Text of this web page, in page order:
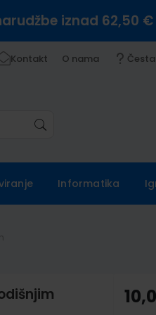
iznad 62,50 €
Kontakt O nama
Informatika